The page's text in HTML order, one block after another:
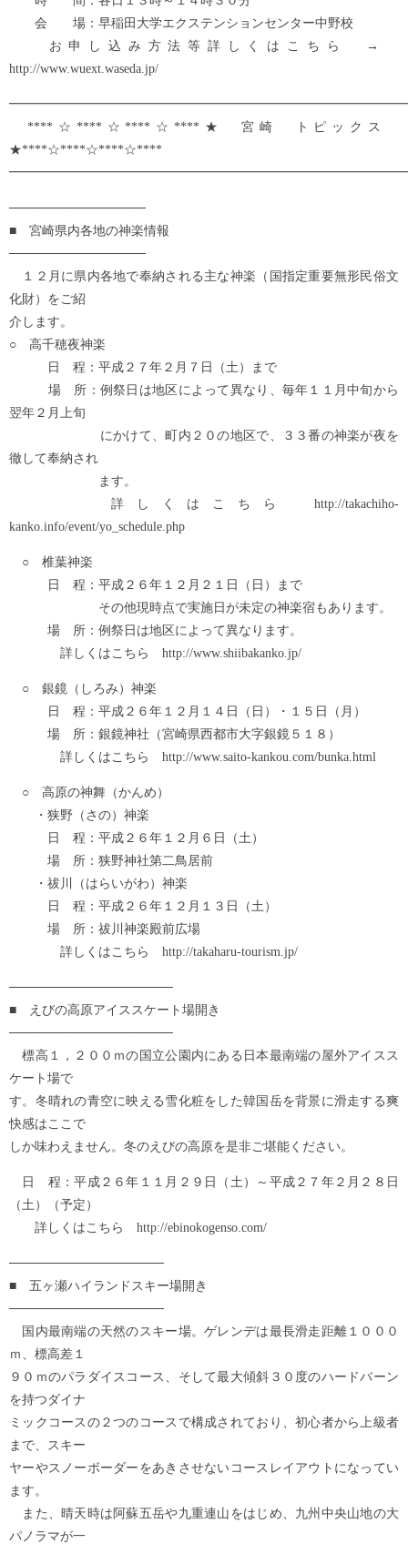
会 場：早稲田大学エクステンションセンター中野校
お申し込み方法等詳しくはこちら →
http://www.wuext.waseda.jp/
****☆****☆****☆****★ 宮崎 トピックス
★****☆****☆****☆****
───────────────
■ 宮崎県内各地の神楽情報
───────────────
１２月に県内各地で奉納される主な神楽（国指定重要無形民俗文
化財）をご紹
介します。
○ 高千穂夜神楽
日 程：平成２７年２月７日（土）まで
場 所：例祭日は地区によって異なり、毎年１１月中旬から
翌年２月上旬
にかけて、町内２０の地区で、３３番の神楽が夜を
徹して奉納され
ます。
詳しくはこちら http://takachiho-
kanko.info/event/yo_schedule.php
○ 椎葉神楽
日 程：平成２６年１２月２１日（日）まで
その他現時点で実施日が未定の神楽宿もあります。
場 所：例祭日は地区によって異なります。
詳しくはこちら http://www.shiibakanko.jp/
○ 銀鏡（しろみ）神楽
日 程：平成２６年１２月１４日（日）・１５日（月）
場 所：銀鏡神社（宮崎県西都市大字銀鏡５１８）
詳しくはこちら http://www.saito-kankou.com/bunka.html
○ 高原の神舞（かんめ）
・狭野（さの）神楽
日 程：平成２６年１２月６日（土）
場 所：狭野神社第二鳥居前
・祓川（はらいがわ）神楽
日 程：平成２６年１２月１３日（土）
場 所：祓川神楽殿前広場
詳しくはこちら http://takaharu-tourism.jp/
──────────────────
■ えびの高原アイススケート場開き
──────────────────
標高１，２００ｍの国立公園内にある日本最南端の屋外アイスス
ケート場で
す。冬晴れの青空に映える雪化粧をした韓国岳を背景に滑走する爽
快感はここで
しか味わえません。冬のえびの高原を是非ご堪能ください。
日 程：平成２６年１１月２９日（土）～平成２７年２月２８日
（土）（予定）
詳しくはこちら http://ebinokogenso.com/
─────────────────
■ 五ヶ瀬ハイランドスキー場開き
─────────────────
国内最南端の天然のスキー場。ゲレンデは最長滑走距離１０００
ｍ、標高差１
９０ｍのパラダイスコース、そして最大傾斜３０度のハードバーン
を持つダイナ
ミックコースの２つのコースで構成されており、初心者から上級者
まで、スキー
ヤーやスノーボーダーをあきさせないコースレイアウトになってい
ます。
また、晴天時は阿蘇五岳や九重連山をはじめ、九州中央山地の大
パノラマが一